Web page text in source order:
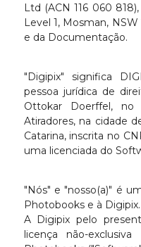
Ltd (ACN 116 060
Level 1, Mosman,
e da Documentação.
"Digipix" significa
pessoa jurídica de
Ottokar Doerffel, no
Atiradores, na cidade
Catarina, inscrita no
uma licenciada do
"Nós" e "nosso(a)" é
Photobooks e à Digipix.
A Digipix pelo
licença não-